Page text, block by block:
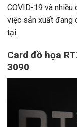
COVID-19 và nhiều
việc sản xuất đang
tại.
Card đồ họa
3090